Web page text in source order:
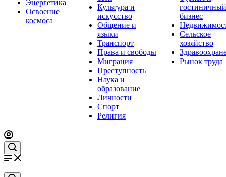
Энергетика
Освоение
космоса
Культура и
искусство
Общение и
языки
Транспорт
Права и свободы
Миграция
Преступность
Наука и
образование
Личности
Спорт
Религия
гостиничный
бизнес
Сельское
хозяйство
Рынок труда